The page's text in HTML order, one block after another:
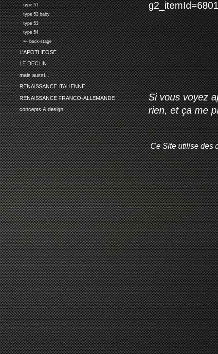
type 51
type 52 baby
type 53
type 54
•-- back-stage
L'APOTHEOSE
LE DECLIN
mais aussi...
RENAISSANCE ITALIENNE
RENAISSANCE FRANCO-ALLEMANDE
concepts & design
Si vous voyez
rien, et ça me
Ce Site utilise des